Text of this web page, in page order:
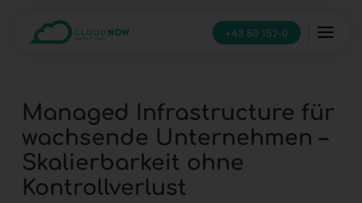
+43 50 152-0
Managed Infrastructure für
wachsende Unternehmen –
Skalierbarkeit ohne
Kontrollverlust